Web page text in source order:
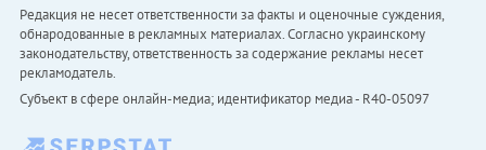
Редакция не несет ответственности за факты и оценочные суждения,
обнародованные в рекламных материалах. Согласно украинскому
законодательству, ответственность за содержание рекламы несет
рекламодатель.
Субъект в сфере онлайн-медиа; идентификатор медиа - R40-05097